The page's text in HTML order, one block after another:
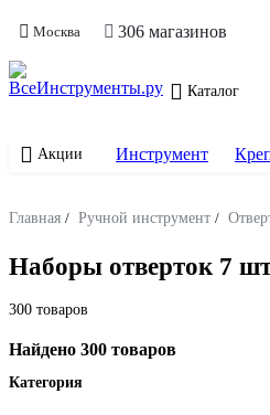
Москва 306 магазинов
Каталог
Акции Инструмент
Главная / Ручной инструмент /
Наборы отверток 7
300 товаров
Найдено 300 товаров
Категория